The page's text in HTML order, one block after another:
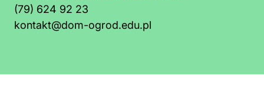
(79) 624 92 23
kontakt@dom-ogrod.edu.pl